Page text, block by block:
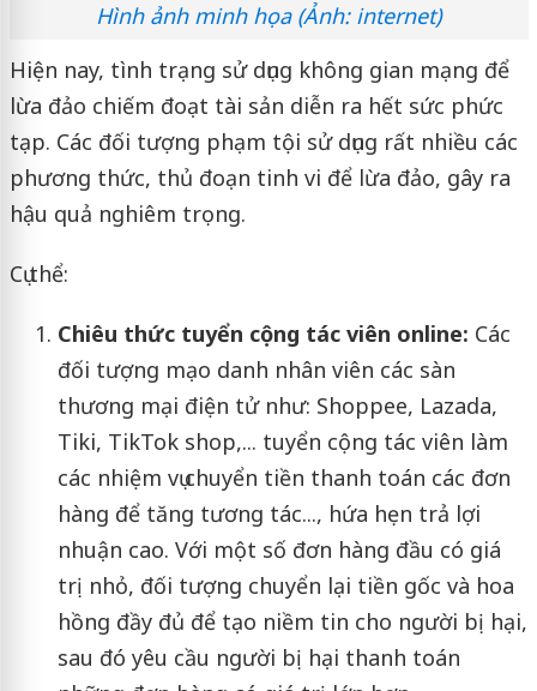
Hình ảnh minh họa (Ảnh: internet)
Hiện nay, tình trạng sử dụng không gian mạng để
lừa đảo chiếm đoạt tài sản diễn ra hết sức phức
tạp. Các đối tượng phạm tội sử dụng rất nhiều các
phương thức, thủ đoạn tinh vi để lừa đảo, gây ra
hậu quả nghiêm trọng.
Cụ thể:
Chiêu thức tuyển cộng tác viên online: Các
đối tượng mạo danh nhân viên các sàn
thương mại điện tử như: Shoppee, Lazada,
Tiki, TikTok shop,... tuyển cộng tác viên làm
các nhiệm vụ chuyển tiền thanh toán các đơn
hàng để tăng tương tác..., hứa hẹn trả lợi
nhuận cao. Với một số đơn hàng đầu có giá
trị nhỏ, đối tượng chuyển lại tiền gốc và hoa
hồng đầy đủ để tạo niềm tin cho người bị hại,
sau đó yêu cầu người bị hại thanh toán